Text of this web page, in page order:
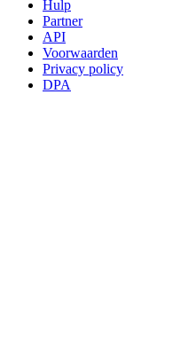
Hulp
Partner
API
Voorwaarden
Privacy policy
DPA